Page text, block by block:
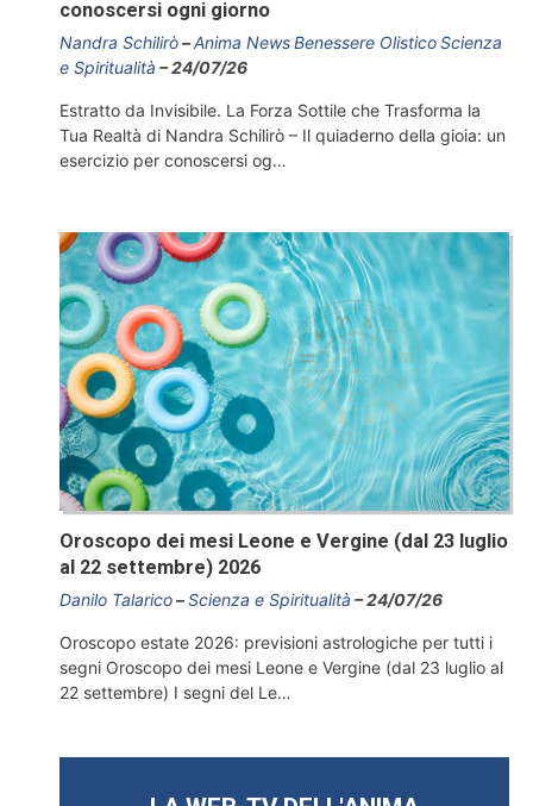
conoscersi ogni giorno
Nandra Schilirò Anima NewsBenessere OlisticoScienza
e Spiritualità
24/07/26
Estratto da Invisibile. La Forza Sottile che Trasforma la
Tua Realtà di Nandra Schilirò – Il quiaderno della gioia: un
esercizio per conoscersi og…
Oroscopo dei mesi Leone e Vergine (dal 23 luglio
al 22 settembre) 2026
Danilo Talarico Scienza e Spiritualità 24/07/26
Oroscopo estate 2026: previsioni astrologiche per tutti i
segni Oroscopo dei mesi Leone e Vergine (dal 23 luglio al
22 settembre) I segni del Le…